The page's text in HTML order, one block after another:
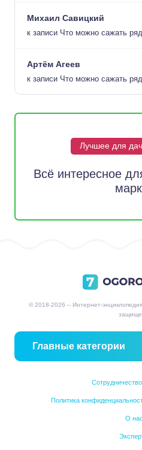
Михаил Савицкий
к записи Что можно сажать
Артём Агеев
к записи Что можно сажать
Лучшее для
Всё интересное
© 2018-2026 – Интернет-
Главные категории
Политика
О нас